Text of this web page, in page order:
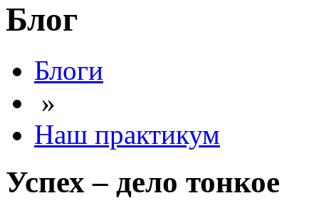
Блог
Блоги
»
Наш практикум
Успех – дело тонкое